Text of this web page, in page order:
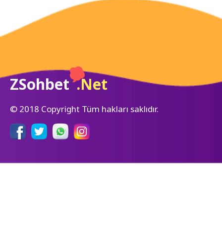
ZSohbet .Net
© 2018 Copyright Tüm hakları saklıdır.